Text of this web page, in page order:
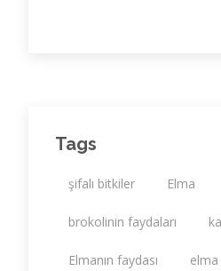
Tags
şifalı bitkiler Elma
brokolinin faydaları
Elmanın faydası